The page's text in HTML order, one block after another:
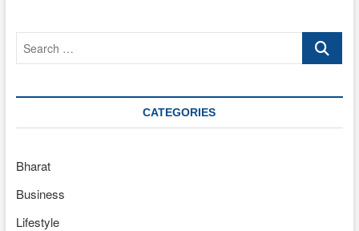
Search
CATEGORIES
Bharat
Business
Lifestyle